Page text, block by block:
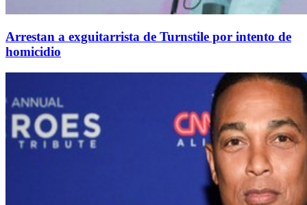
Arrestan a exguitarrista de Turnstile por intento de
homicidio